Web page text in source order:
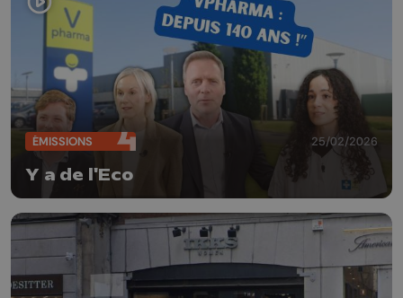
ÉMISSIONS 25/02/2026
Y a de l'Eco